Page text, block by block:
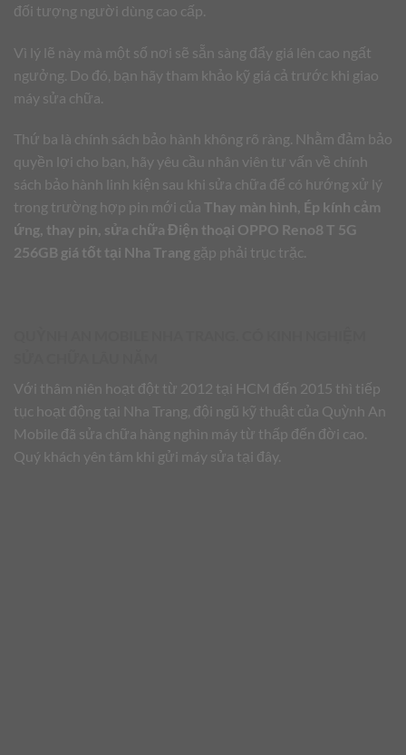
đối tượng người dùng cao cấp.
Vì lý lẽ này mà một số nơi sẽ sẵn sàng đẩy giá lên cao ngất
ngưởng. Do đó, bạn hãy tham khảo kỹ giá cả trước khi giao
máy sửa chữa.
Thứ ba là chính sách bảo hành không rõ ràng. Nhằm đảm bảo
quyền lợi cho bạn, hãy yêu cầu nhân viên tư vấn về chính
sách bảo hành linh kiện sau khi sửa chữa để có hướng xử lý
trong trường hợp pin mới của Thay màn hình, Ép kính cảm
ứng, thay pin, sửa chữa Điện thoại OPPO Reno8 T 5G
256GB giá tốt tại Nha Trang gặp phải trục trặc.
Với thâm niên hoạt đột từ 2012 tại HCM đến 2015 thì tiếp
tục hoạt động tại Nha Trang, đội ngũ kỹ thuật của Quỳnh An
Mobile đã sửa chữa hàng nghìn máy từ thấp đến đời cao.
Quý khách yên tâm khi gửi máy sửa tại đây.